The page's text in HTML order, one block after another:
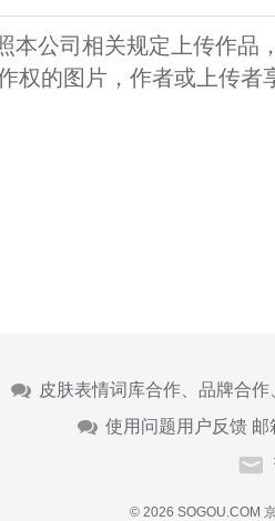
本公司相关规定上传作品
权的图片，作者或上传者
皮肤表情词库合作、品牌合
使用问题用户反馈 邮
© 2026 SOGOU.COM